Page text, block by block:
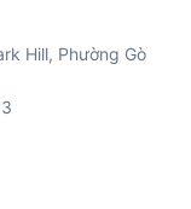
Hill, Phường Gò